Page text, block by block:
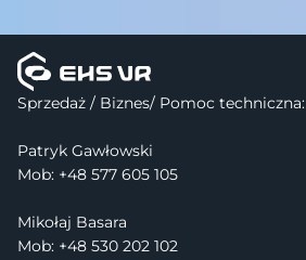
Sprzedaż / Biznes/ Pomoc techniczna:
Patryk Gawłowski
Mob: +48 577 605 105
Mikołaj Basara
Mob: +48 530 202 102